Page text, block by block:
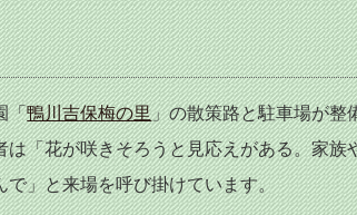
「鴨川吉保梅の里」の散策路と駐車場が整
は「花が咲きそろうと見応えがある。家族
で」と来場を呼び掛けています。